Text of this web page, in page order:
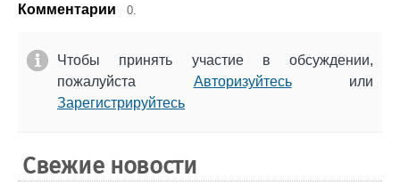
Комментарии 0.
Чтобы принять участие в обсуждении,
пожалуйста Авторизуйтесьили
Зарегистрируйтесь
Свежие новости